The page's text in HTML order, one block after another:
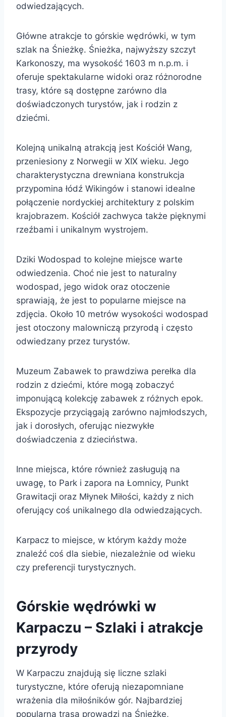
odwiedzających.
Główne atrakcje to górskie wędrówki, w tym
szlak na Śnieżkę. Śnieżka, najwyższy szczyt
Karkonoszy, ma wysokość 1603 m n.p.m. i
oferuje spektakularne widoki oraz różnorodne
trasy, które są dostępne zarówno dla
doświadczonych turystów, jak i rodzin z
dziećmi.
Kolejną unikalną atrakcją jest Kościół Wang,
przeniesiony z Norwegii w XIX wieku. Jego
charakterystyczna drewniana konstrukcja
przypomina łódź Wikingów i stanowi idealne
połączenie nordyckiej architektury z polskim
krajobrazem. Kościół zachwyca także pięknymi
rzeźbami i unikalnym wystrojem.
Dziki Wodospad to kolejne miejsce warte
odwiedzenia. Choć nie jest to naturalny
wodospad, jego widok oraz otoczenie
sprawiają, że jest to popularne miejsce na
zdjęcia. Około 10 metrów wysokości wodospad
jest otoczony malowniczą przyrodą i często
odwiedzany przez turystów.
Muzeum Zabawek to prawdziwa perełka dla
rodzin z dziećmi, które mogą zobaczyć
imponującą kolekcję zabawek z różnych epok.
Ekspozycje przyciągają zarówno najmłodszych,
jak i dorosłych, oferując niezwykłe
doświadczenia z dzieciństwa.
Inne miejsca, które również zasługują na
uwagę, to Park i zapora na Łomnicy, Punkt
Grawitacji oraz Młynek Miłości, każdy z nich
oferujący coś unikalnego dla odwiedzających.
Karpacz to miejsce, w którym każdy może
znaleźć coś dla siebie, niezależnie od wieku
czy preferencji turystycznych.
Górskie wędrówki w
Karpaczu – Szlaki i atrakcje
przyrody
W Karpaczu znajdują się liczne szlaki
turystyczne, które oferują niezapomniane
wrażenia dla miłośników gór. Najbardziej
popularna trasa prowadzi na Śnieżkę,